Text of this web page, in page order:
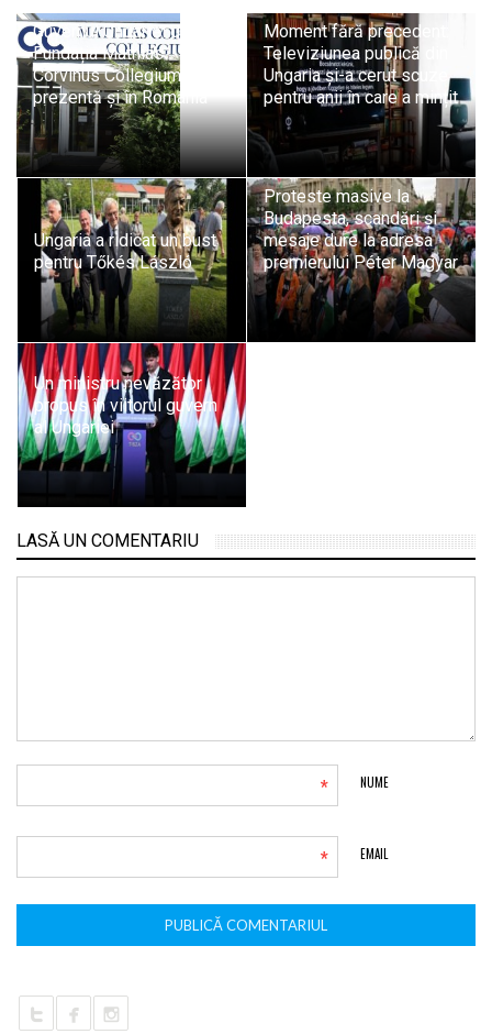
Guvernul Ungariei dizolvă
Fundația Mathias
Corvinus Collegium,
prezentă și în România
Moment fără precedent:
Televiziunea publică din
Ungaria și-a cerut scuze
pentru anii în care a mințit
Ungaria a ridicat un bust
pentru Tőkés László
Proteste masive la
Budapesta, scandări și
mesaje dure la adresa
premierului Péter Magyar
Un ministru nevăzător
propus în viitorul guvern
al Ungariei
LASĂ UN COMENTARIU
NUME
*
EMAIL
*